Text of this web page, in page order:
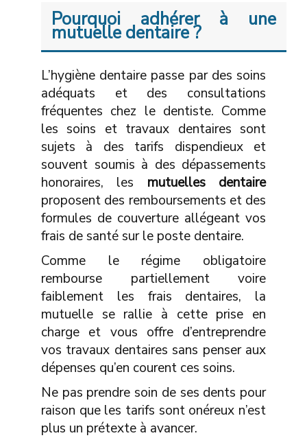
Pourquoi adhérer à une
mutuelle dentaire ?
L’hygiène dentaire passe par des soins
adéquats et des consultations
fréquentes chez le dentiste. Comme
les soins et travaux dentaires sont
sujets à des tarifs dispendieux et
souvent soumis à des dépassements
honoraires, les mutuelles dentaire
proposent des remboursements et des
formules de couverture allégeant vos
frais de santé sur le poste dentaire.
Comme le régime obligatoire
rembourse partiellement voire
faiblement les frais dentaires, la
mutuelle se rallie à cette prise en
charge et vous offre d’entreprendre
vos travaux dentaires sans penser aux
dépenses qu’en courent ces soins.
Ne pas prendre soin de ses dents pour
raison que les tarifs sont onéreux n’est
plus un prétexte à avancer.